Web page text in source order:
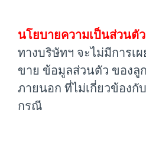
นโยบายความเป็นส่วนตัว
ทางบริษัทฯ จะไม่มีการเ
ขาย ข้อมูลส่วนตัว ของลู
ภายนอก ที่ไม่เกี่ยวข้องกั
กรณี